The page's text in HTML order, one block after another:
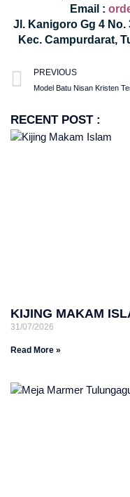
Email :
Jl. Kanigoro Gg 4 No.
Kec. Campurdarat,
PREVIOUS
Model Batu Nisan Kristen
RECENT POST :
KIJING MAKAM
31/07/2026
Read More »